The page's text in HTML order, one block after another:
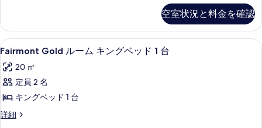
条
件
ッ
ド
1
台
(Fairmont)
の
す
ン
グ
ベ
ド
(Fairmont)
の
詳
空室状況と料金を確認
Fairmont
Gold
ル
ー
ム
キ
Fairmont Gold ルーム キングベッド
7
Fairmont Gold ルーム キングベッド 1 台
20 ㎡
定員 2 名
キングベッド 1 台
詳細
Fairmont